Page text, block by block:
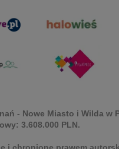
- Nowe Miasto i Wilda w
3.608.000 PLN.